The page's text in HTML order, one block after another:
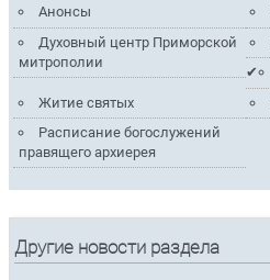
Анонсы
Духовный центр Приморской
митрополии
Житие святых
Расписание богослужений
правящего архиерея
Другие новости раздела